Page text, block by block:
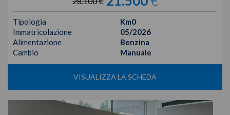
Tipologia
Km0
Immatricolazione
05/2026
Alimentazione
Benzina
Cambio
Manuale
VISUALIZZA LA SCHEDA